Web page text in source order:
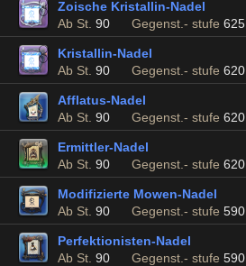
Zoische Kristallin-Nadel
Ab St. 90 Gegenst.- stufe 625
Kristallin-Nadel
Ab St. 90 Gegenst.- stufe 620
Afflatus-Nadel
Ab St. 90 Gegenst.- stufe 620
Ermittler-Nadel
Ab St. 90 Gegenst.- stufe 620
Modifizierte Mowen-Nadel
Ab St. 90 Gegenst.- stufe 590
Perfektionisten-Nadel
Ab St. 90 Gegenst.- stufe 590